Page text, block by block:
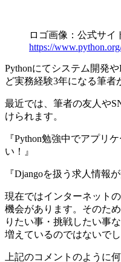
ロゴ画像：公式サイ
https://
Pythonにてシステム開発
ど実務経験3年になる筆者
最近では、筆者の友人や
けられます。
『Python勉強中でアプリ
い！』
『Djangoを扱う求人情報
現在ではインターネット
機会があります。そのた
りたい事・挑戦したい事
増えているのではないで
上記のコメントのように